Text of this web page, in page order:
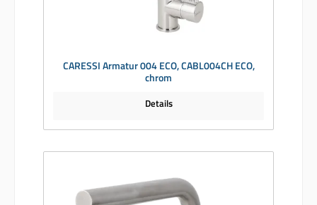
CARESSI Armatur 004 ECO, CABL004CH ECO,
chrom
Details